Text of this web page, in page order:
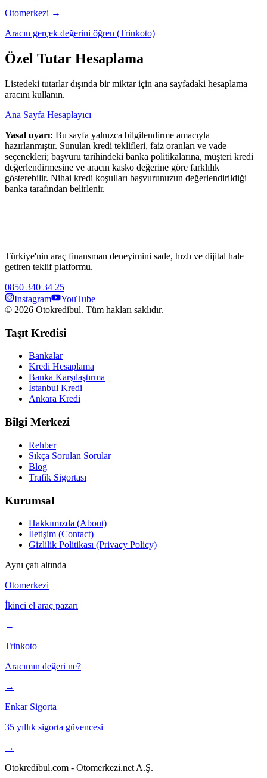
Otomerkezi →
Aracın gerçek değerini öğren (Trinkoto)
Özel Tutar Hesaplama
Listedeki tutarlar dışında bir miktar için ana sayfadaki hesaplama
aracını kullanın.
Ana Sayfa Hesaplayıcı
Yasal uyarı: Bu sayfa yalnızca bilgilendirme amacıyla
hazırlanmıştır. Sunulan kredi teklifleri, faiz oranları ve vade
seçenekleri; başvuru tarihindeki banka politikalarına, müşteri kredi
değerlendirmesine ve aracın kasko değerine göre farklılık
gösterebilir. Nihai kredi koşulları başvurunuzun değerlendirildiği
banka tarafından belirlenir.
Türkiye'nin araç finansman deneyimini sade, hızlı ve dijital hale
getiren teklif platformu.
0850 340 34 25
Instagram
YouTube
© 2026 Otokredibul. Tüm hakları saklıdır.
Taşıt Kredisi
Bankalar
Kredi Hesaplama
Banka Karşılaştırma
İstanbul Kredi
Ankara Kredi
Bilgi Merkezi
Rehber
Sıkça Sorulan Sorular
Blog
Trafik Sigortası
Kurumsal
Hakkımızda (About)
İletişim (Contact)
Gizlilik Politikası (Privacy Policy)
Aynı çatı altında
Otomerkezi
İkinci el araç pazarı
→
Trinkoto
Aracımın değeri ne?
→
Enkar Sigorta
35 yıllık sigorta güvencesi
→
Otokredibul.com - Otomerkezi.net A.Ş.